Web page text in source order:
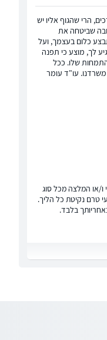
הרי שהגוף אליו יש
שביטחה את
כלום בעצמך, ועל
לך, מוצע כי תפנה
שלו. ככל
משרדנו. עו"ד עומר
ו/או המלצה מכל סוג
טרם נקיטת כל הליך.
בלבד.